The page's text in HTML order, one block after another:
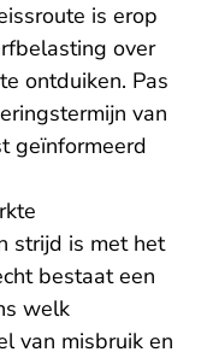
is erop
over
ontduiken. Pas
van
geïnformeerd
strijd is met het
bestaat een
welk
van misbruik en